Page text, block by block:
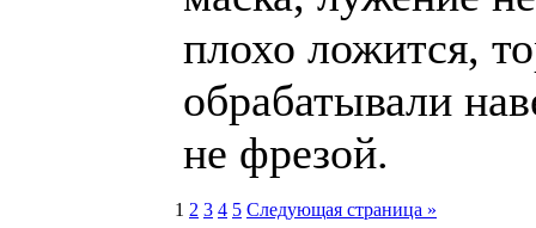
плохо ложится,
обрабатывали
не фрезой.
1 2 3 4 5 Следующая страница »